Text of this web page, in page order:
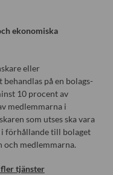
ekonomiska
eller
på en bolags-
10 procent av
medlemmarna i
som utses ska vara
förhållande till bolaget
och medlemmarna.
tjänster